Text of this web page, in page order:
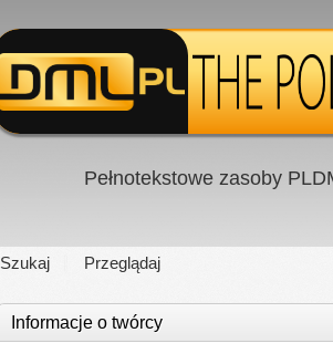
Pełnotekstowe zasoby
Szukaj Przeglądaj
Informacje o twórcy